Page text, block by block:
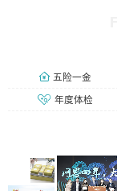
五险一金
年度体检